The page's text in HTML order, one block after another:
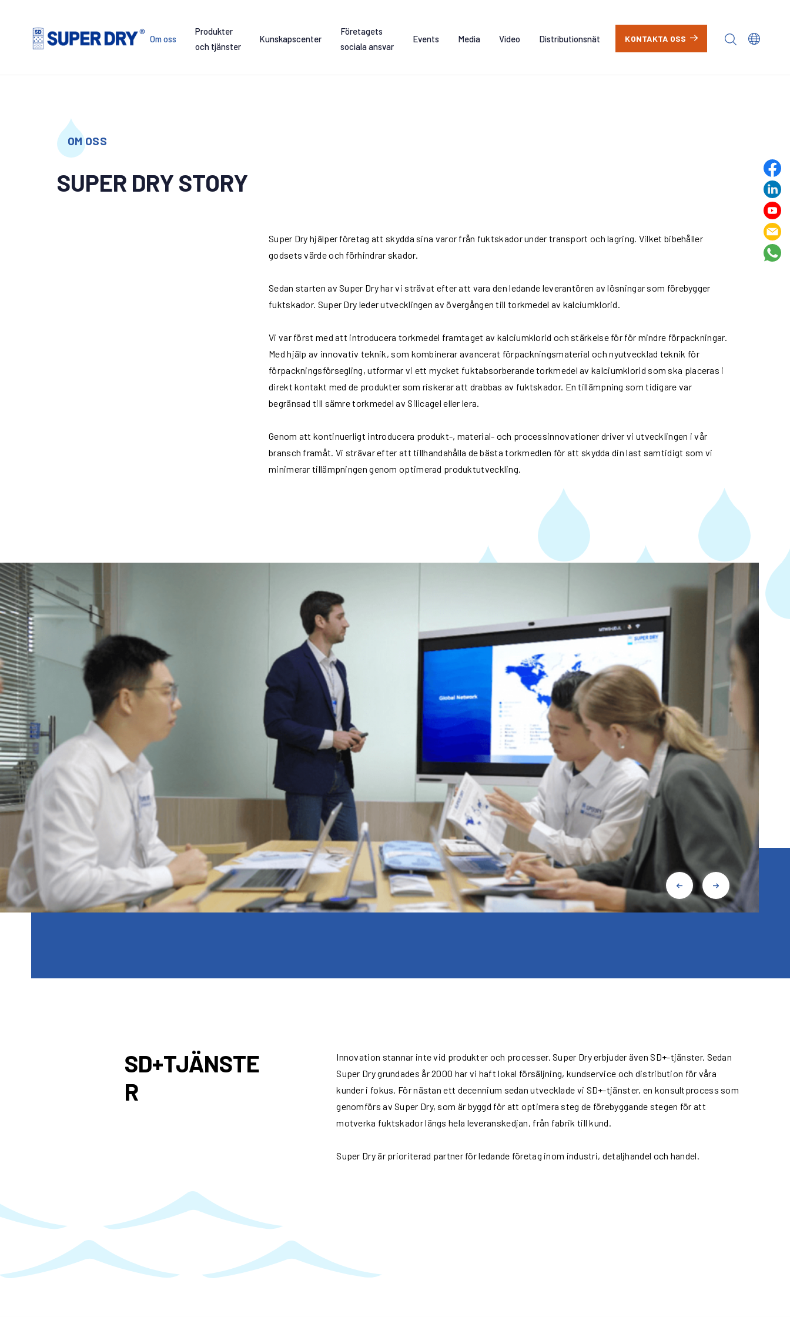
Om oss
Produkter
och tjänster
Kunskapscenter
Företagets
sociala ansvar
Events Media Video Distributionsnät KONTAKTA OSS
OM OSS
SUPER DRY STORY
Super Dry hjälper företag att skydda sina varor från fuktskador under transport och lagring. Vilket bibehåller
godsets värde och förhindrar skador.
Sedan starten av Super Dry har vi strävat efter att vara den ledande leverantören av lösningar som förebygger
fuktskador. Super Dry leder utvecklingen av övergången till torkmedel av kalciumklorid.
Vi var först med att introducera torkmedel framtaget av kalciumklorid och stärkelse för för mindre förpackningar.
Med hjälp av innovativ teknik, som kombinerar avancerat förpackningsmaterial och nyutvecklad teknik för
förpackningsförsegling, utformar vi ett mycket fuktabsorberande torkmedel av kalciumklorid som ska placeras i
direkt kontakt med de produkter som riskerar att drabbas av fuktskador. En tillämpning som tidigare var
begränsad till sämre torkmedel av Silicagel eller lera.
Genom att kontinuerligt introducera produkt-, material- och processinnovationer driver vi utvecklingen i vår
bransch framåt. Vi strävar efter att tillhandahålla de bästa torkmedlen för att skydda din last samtidigt som vi
minimerar tillämpningen genom optimerad produktutveckling.
SD+TJÄNSTE
R
Innovation stannar inte vid produkter och processer. Super Dry erbjuder även SD+-tjänster. Sedan
Super Dry grundades år 2000 har vi haft lokal försäljning, kundservice och distribution för våra
kunder i fokus. För nästan ett decennium sedan utvecklade vi SD+-tjänster, en konsultprocess som
genomförs av Super Dry, som är byggd för att optimera steg de förebyggande stegen för att
motverka fuktskador längs hela leveranskedjan, från fabrik till kund.
Super Dry är prioriterad partner för ledande företag inom industri, detaljhandel och handel.